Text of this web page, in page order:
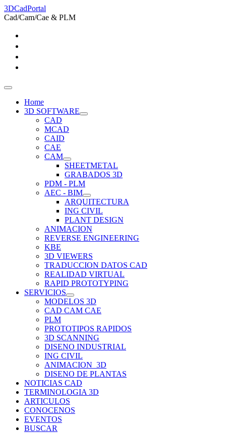
3DCadPortal
Cad/Cam/Cae & PLM
Home
3D SOFTWARE
CAD
MCAD
CAID
CAE
CAM
SHEETMETAL
GRABADOS 3D
PDM - PLM
AEC - BIM
ARQUITECTURA
ING CIVIL
PLANT DESIGN
ANIMACION
REVERSE ENGINEERING
KBE
3D VIEWERS
TRADUCCION DATOS CAD
REALIDAD VIRTUAL
RAPID PROTOTYPING
SERVICIOS
MODELOS 3D
CAD CAM CAE
PLM
PROTOTIPOS RAPIDOS
3D SCANNING
DISENO INDUSTRIAL
ING CIVIL
ANIMACION_3D
DISENO DE PLANTAS
NOTICIAS CAD
TERMINOLOGIA 3D
ARTICULOS
CONOCENOS
EVENTOS
BUSCAR